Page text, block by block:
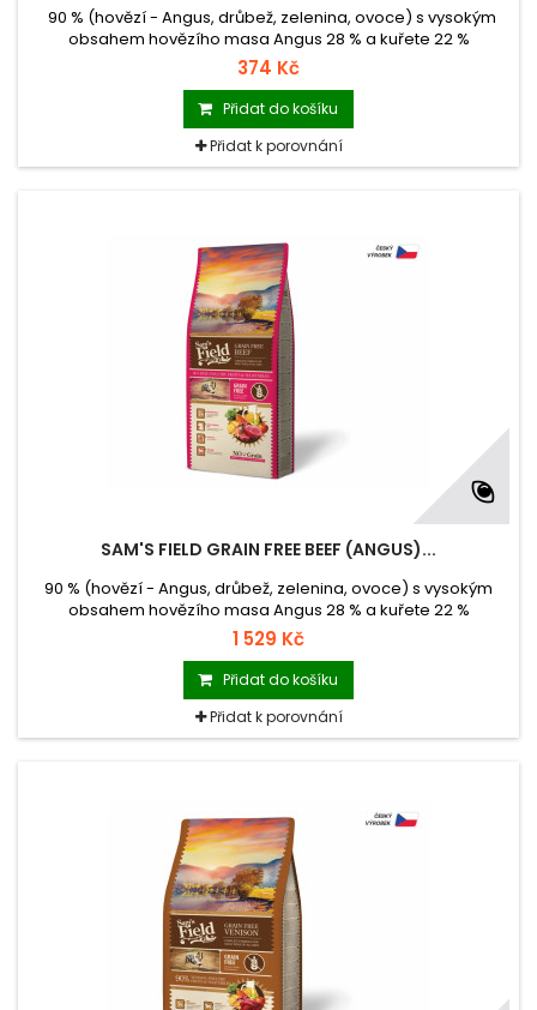
90 % (hovězí - Angus, drůbež, zelenina, ovoce) s vysokým
obsahem hovězího masa Angus 28 % a kuřete 22 %
kompletní superprémiové krmivo pro dospělé psy všech
plemen krmivo s nulovým obsahem obilovin (Grain Free)
krmivo vyrobené v České republice balení se zipem
hmotnost 2,5 kg
374 Kč
Přidat do košíku
Přidat k porovnání
SAM'S FIELD GRAIN FREE BEEF (ANGUS)...
90 % (hovězí - Angus, drůbež, zelenina, ovoce) s vysokým
obsahem hovězího masa Angus 28 % a kuřete 22 %
kompletní superprémiové krmivo pro dospělé psy všech
plemen krmivo s nulovým obsahem obilovin (Grain Free)
krmivo vyrobené v České republice balení se zipem
hmotnost 13 kg
1 529 Kč
Přidat do košíku
Přidat k porovnání